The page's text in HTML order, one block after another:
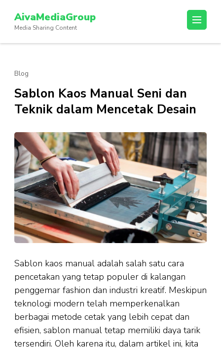
konten
(Tekan
AivaMediaGroup
Media Sharing Content
Blog
Sablon Kaos Manual Seni dan
Teknik dalam Mencetak Desain
Sablon kaos manual adalah salah satu cara
pencetakan yang tetap populer di kalangan
penggemar fashion dan industri kreatif. Meskipun
teknologi modern telah memperkenalkan
berbagai metode cetak yang lebih cepat dan
efisien, sablon manual tetap memiliki daya tarik
tersendiri. Oleh karena itu, dalam artikel ini, kita